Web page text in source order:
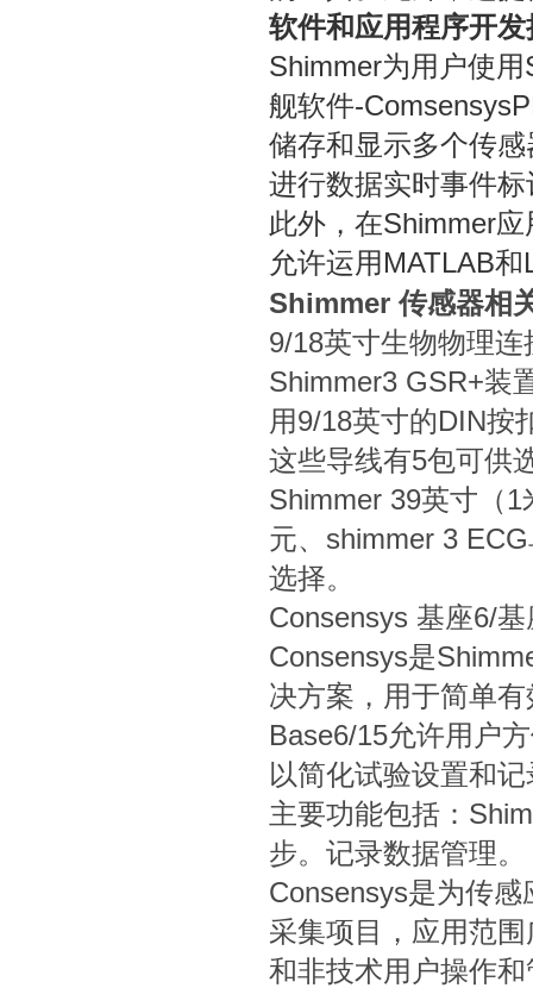
软件和应用程序开发
Shimmer为用户使
舰软件-
储存和显示多个传
进行数据实时事件标
此外，在Shimmer
允许运用MATLAB
Shimmer 传感器相
9/18英寸生物物理
Shimmer3 GSR+装
用9/18英寸的DIN按
这些导线有5包可供
Shimmer 39英寸（
元、shimmer 3
选择。
Consensys 基座6/基
Consensys是
决方案，用于简单
Base6/15允许用户
以简化试验设置和
主要功能包括：
步。记录数据管理
Consensys是为传
采集项目，应用范
和非技术用户操作